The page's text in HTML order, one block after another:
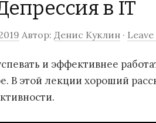
в IT
Автор: Денис Куклин ·
и эффективнее
В этой лекции хороший